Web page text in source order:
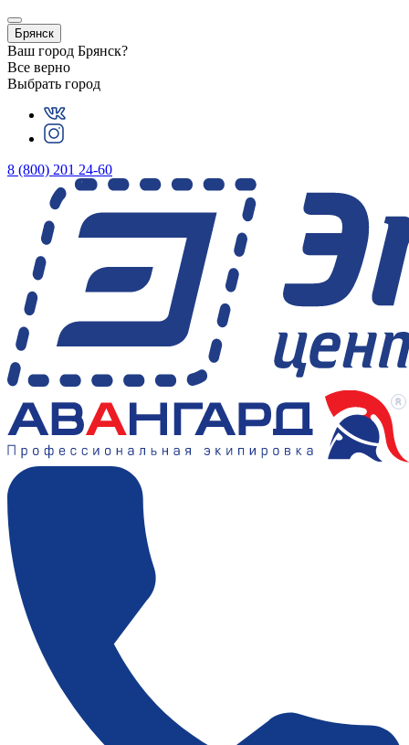
Брянск
Ваш город Брянск?
Все верно
Выбрать город
8 (800) 201 24-60